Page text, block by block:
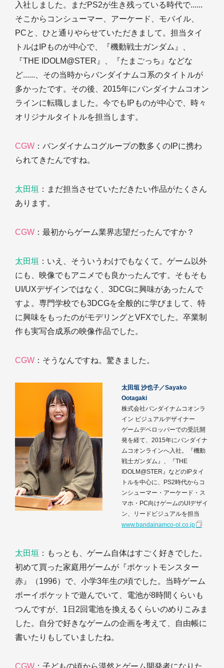
入社しました。まだPS2が生き残っている時代で......
そこからコンシューマー、アーケード、モバイル、
PCと、ひと通りやらせていただきまして。担当タイ
トルはIPものが中心で、『機動戦士ガンダム』、
『THE IDOLM@STER』、『たまごっち』などな
ど......、その当時からバンダイナムコ系のタイトルが
多かったです。その後、2015年にバンダイナムコオン
ラインに転職しました。今でもIPものが中心で、時々
オリジナルタイトルを担当します。
CGW ：バンダイナムコグループの数多くのIPに携わ
られてきたんですね。
太田垣 ：まだ担当させていただきたい作品がたくさん
あります。
CGW ：最初からゲーム業界志望だったんですか？
太田垣 ：いえ、そういうわけでもなくて。ゲーム以外
にも、映像でもアニメでも良かったんです。そもそも
UI/UXデザインではなく、3DCGに興味があったんで
すよ。専門学校でも3DCGを全般的に学びまして、特
に興味をもったのがモデリングとVFXでした。卒業制
作も実写合成系の映像作品でした。
CGW ：そうなんですね。驚きました。
太田垣 沙也子／Sayako
Ootagaki
株式会社バンダイナムコオンラ
イン ビジュアルデザイナー
ゲームデベロッパーでの受託開
発を経て、2015年にバンダイナ
ムコオンラインへ入社。『機動
戦士ガンダム』、『THE
IDOLM@STER』などのIPタイ
トルを中心に、PS2時代からコ
ンシューマー・アーケード・ス
マホ・PC向けゲームのUIデザイ
ン、リードビジュアルを担当
www.bandainamco-ol.co.jp
太田垣 ：もっとも、ゲーム自体はすごく好きでした。
初めて買った家庭用ゲームが『ポケットモンスター
赤』（1996）で、小学3年生の頃でした。当時ゲーム
ボーイポケットで遊んでいて、電池が8時間くらいも
つんですが、1日2回電池を換えるくらいのめりこみま
した。自分で好きなゲームの企画を考えて、自由帳に
書いたりもしていましたね。
CGW ：子どもの頃から漠然とゲーム開発者になりた